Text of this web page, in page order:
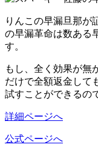
りんこの早漏旦那が
の早漏革命は数ある
す。
もし、全く効果が無
だけで全額返金して
試すことができるの
詳細ページへ
公式ページへ